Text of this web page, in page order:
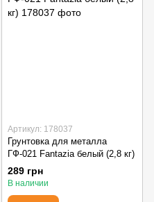
Артикул: 178037
Грунтовка для металла
ГФ-021 Fantazia белый (2,8 кг)
289 грн
В наличии